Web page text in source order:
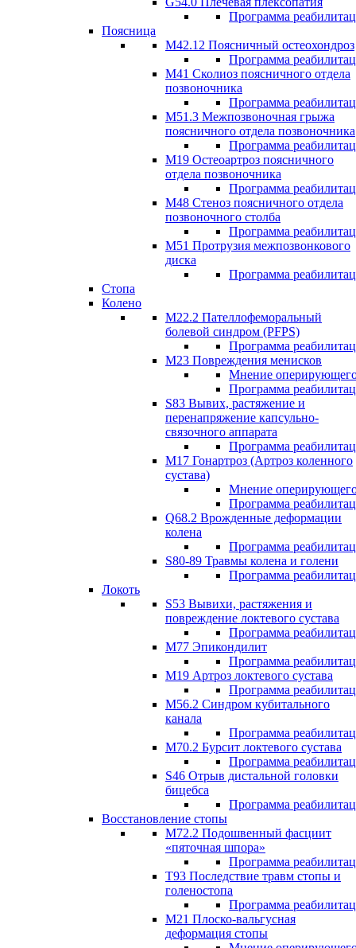
Программа
Поясница
М42.12 Поясничный остеохондроз
Программа
М41 Сколиоз поясничного отдела
позвоночника
Программа
M51.3 Межпозвоночная грыжа
поясничного отдела позвоночника
Программа
М19 Остеоартроз поясничного
отдела позвоночника
Программа
M48 Стеноз поясничного отдела
позвоночного столба
Программа
М51 Протрузия межпозвонкового
диска
Программа
Стопа
Колено
М22.2 Пателлофеморальный
болевой синдром (PFPS)
Программа
М23 Повреждения менисков
Мнение
Программа
S83 Вывих, растяжение и
перенапряжение капсульно-
связочного аппарата
Программа
М17 Гонартроз (Артроз коленного
сустава)
Мнение
Программа
Q68.2 Врожденные деформации
колена
Программа
S80-89 Травмы колена и голени
Программа
Локоть
S53 Вывихи, растяжения и
повреждение локтевого сустава
Программа
М77 Эпикондилит
Программа
M19 Артроз локтевого сустава
Программа
М56.2 Синдром кубитального
канала
Программа
M70.2 Бурсит локтевого сустава
Программа
S46 Отрыв дистальной головки
бицебса
Программа
Восстановление стопы
М72.2 Подошвенный фасциит
«пяточная шпора»
Программа
Т93 Последствие травм стопы и
голеностопа
Программа
М21 Плоско-вальгусная
деформация стопы